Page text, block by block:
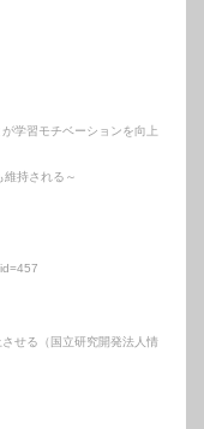
学習モチベーションを向上
持される～
せる（国立研究開発法人情